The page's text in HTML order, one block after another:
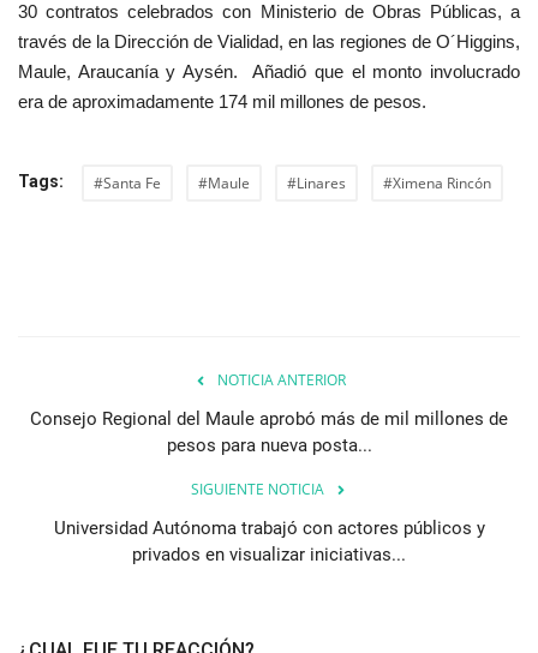
30 contratos celebrados con Ministerio de Obras Públicas, a
través de la Dirección de Vialidad, en las regiones de O´Higgins,
Maule, Araucanía y Aysén. Añadió que el monto involucrado
era de aproximadamente 174 mil millones de pesos.
Tags: #Santa Fe #Maule #Linares #Ximena Rincón
NOTICIA ANTERIOR
Consejo Regional del Maule aprobó más de mil millones de
pesos para nueva posta...
SIGUIENTE NOTICIA
Universidad Autónoma trabajó con actores públicos y
privados en visualizar iniciativas...